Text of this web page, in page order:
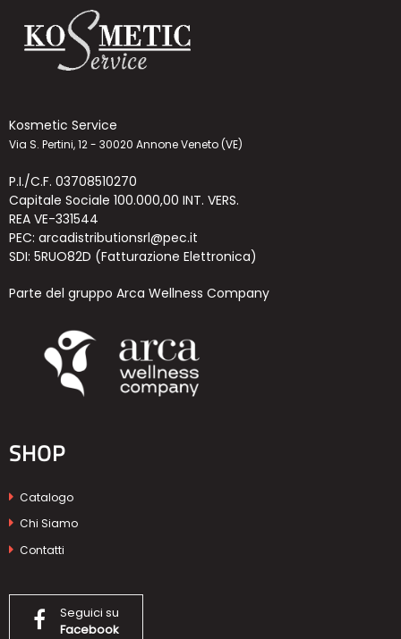
Kosmetic Service
Via S. Pertini, 12 - 30020 Annone Veneto (VE)
P.I./C.F. 03708510270
Capitale Sociale 100.000,00 INT. VERS.
REA VE-331544
PEC: arcadistributionsrl@pec.it
SDI: 5RUO82D (Fatturazione Elettronica)
Parte del gruppo Arca Wellness Company
SHOP
Catalogo
Chi Siamo
Contatti
Seguici su
Facebook